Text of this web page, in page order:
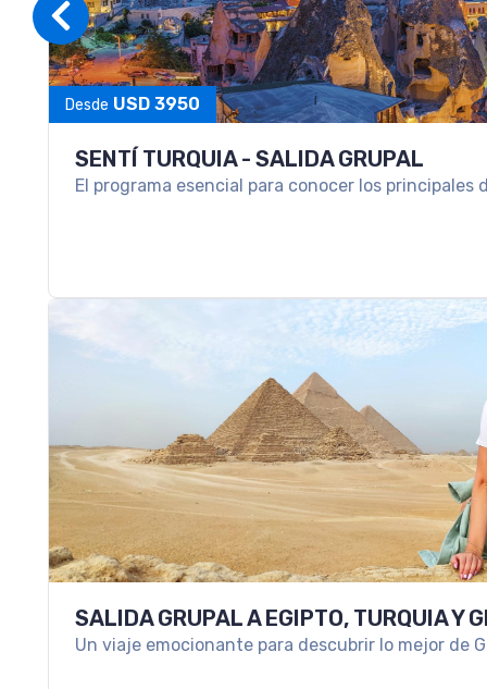
LA HABANA, CAYO GUILLERMO &
Descanso y relax en las playas de Cuba
PAQUETE A PLAYA DEL CARMEN
Disfruta tus vacaciones en los mejores resorts de